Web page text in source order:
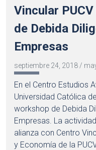
Vincular
de Debida
Empresas
septiembre 24, 2018 /
En el Centro Estudios
Universidad Católica
workshop de Debida
Empresas. La
alianza con Centro
y Economía de la